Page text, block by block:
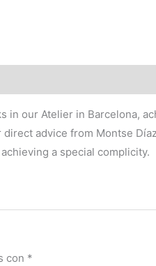
our Atelier in Barcelona,
advice from Montse
a special complicity.
con *